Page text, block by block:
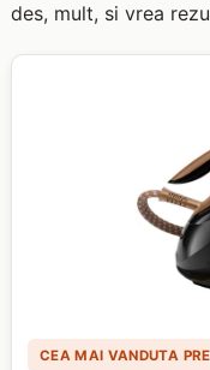
des, mult, si vrea
CEA MAI VANDUTA